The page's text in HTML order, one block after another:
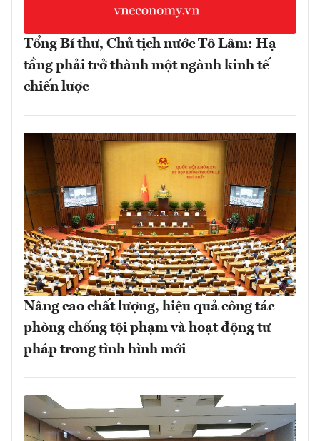
Tổng Bí thư, Chủ tịch nước Tô Lâm: Hạ
tầng phải trở thành một ngành kinh tế
chiến lược
Nâng cao chất lượng, hiệu quả công tác
phòng chống tội phạm và hoạt động tư
pháp trong tình hình mới